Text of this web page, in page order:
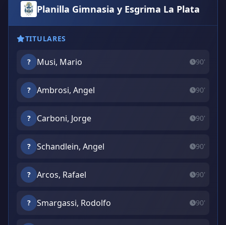
Planilla Gimnasia y Esgrima La Plata
TITULARES
? Musi, Mario 90'
? Ambrosi, Angel 90'
? Carboni, Jorge 90'
? Schandlein, Angel 90'
? Arcos, Rafael 90'
? Smargassi, Rodolfo 90'